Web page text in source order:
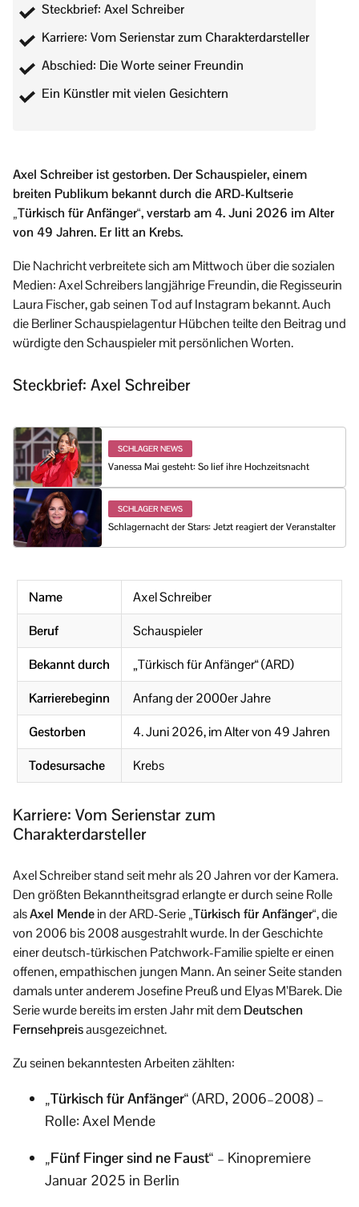
Steckbrief: Axel Schreiber
Karriere: Vom Serienstar zum Charakterdarsteller
Abschied: Die Worte seiner Freundin
Ein Künstler mit vielen Gesichtern
Axel Schreiber ist gestorben. Der Schauspieler, einem
breiten Publikum bekannt durch die ARD-Kultserie
„Türkisch für Anfänger“, verstarb am 4. Juni 2026 im Alter
von 49 Jahren. Er litt an Krebs.
Die Nachricht verbreitete sich am Mittwoch über die sozialen
Medien: Axel Schreibers langjährige Freundin, die Regisseurin
Laura Fischer, gab seinen Tod auf Instagram bekannt. Auch
die Berliner Schauspielagentur Hübchen teilte den Beitrag und
würdigte den Schauspieler mit persönlichen Worten.
Steckbrief: Axel Schreiber
SCHLAGER NEWS
Vanessa Mai gesteht: So lief ihre Hochzeitsnacht
SCHLAGER NEWS
Schlagernacht der Stars: Jetzt reagiert der Veranstalter
Name
Axel Schreiber
Beruf
Schauspieler
Bekannt durch
„Türkisch für Anfänger“ (ARD)
Karrierebeginn
Anfang der 2000er Jahre
Gestorben
4. Juni 2026, im Alter von 49 Jahren
Todesursache
Krebs
Karriere: Vom Serienstar zum
Charakterdarsteller
Axel Schreiber stand seit mehr als 20 Jahren vor der Kamera.
Den größten Bekanntheitsgrad erlangte er durch seine Rolle
alsAxel Mendein der ARD-Serie„Türkisch für Anfänger“, die
von 2006 bis 2008 ausgestrahlt wurde. In der Geschichte
einer deutsch-türkischen Patchwork-Familie spielte er einen
offenen, empathischen jungen Mann. An seiner Seite standen
damals unter anderem Josefine Preuß und Elyas M’Barek. Die
Serie wurde bereits im ersten Jahr mit demDeutschen
Fernsehpreisausgezeichnet.
Zu seinen bekanntesten Arbeiten zählten:
„Türkisch für Anfänger“ (ARD, 2006–2008) –
Rolle: Axel Mende
„Fünf Finger sind ne Faust“ – Kinopremiere
Januar 2025 in Berlin